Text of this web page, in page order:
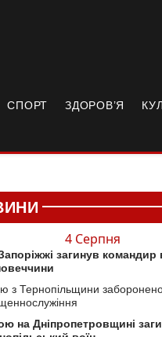
СПОРТ ЗДОРОВ’Я
4 Серпня
загинув командир
з Тернопільщини
на Дніпропетровщині